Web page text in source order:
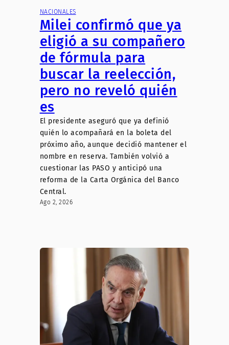
NACIONALES
Milei confirmó que ya
eligió a su compañero
de fórmula para
buscar la reelección,
pero no reveló quién
es
El presidente aseguró que ya definió
quién lo acompañará en la boleta del
próximo año, aunque decidió mantener el
nombre en reserva. También volvió a
cuestionar las PASO y anticipó una
reforma de la Carta Orgánica del Banco
Central.
Ago 2, 2026